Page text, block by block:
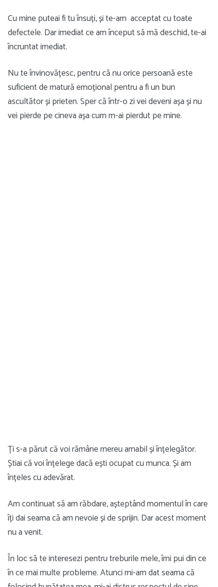
Cu mine puteai fi tu însuți, și te-am acceptat cu toate
defectele. Dar imediat ce am început să mă deschid, te-ai
încruntat imediat.
Nu te învinovățesc, pentru că nu orice persoană este
suficient de matură emoțional pentru a fi un bun
ascultător și prieten. Sper că într-o zi vei deveni așa și nu
vei pierde pe cineva așa cum m-ai pierdut pe mine.
Ți s-a părut că voi rămâne mereu amabil și înțelegător.
Știai că voi înțelege dacă ești ocupat cu munca. Și am
înțeles cu adevărat.
Am continuat să am răbdare, așteptând momentul în care
îți dai seama că am nevoie și de sprijin. Dar acest moment
nu a venit.
În loc să te interesezi pentru treburile mele, îmi pui din ce
în ce mai multe probleme. Atunci mi-am dat seama că